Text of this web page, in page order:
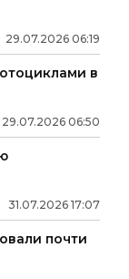
29.07.2026 06:19
в
29.07.2026 06:50
31.07.2026 17:07
почти